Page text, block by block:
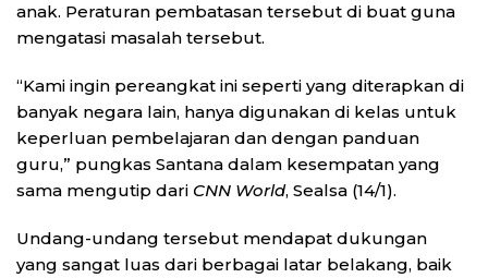
anak. Peraturan pembatasan tersebut di buat guna
mengatasi masalah tersebut.
“Kami ingin pereangkat ini seperti yang diterapkan di
banyak negara lain, hanya digunakan di kelas untuk
keperluan pembelajaran dan dengan panduan
guru,” pungkas Santana dalam kesempatan yang
sama mengutip dari CNN World, Sealsa (14/1).
Undang-undang tersebut mendapat dukungan
yang sangat luas dari berbagai latar belakang, baik